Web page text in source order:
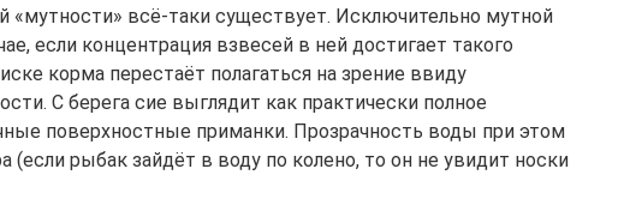
«мутности» всё-таки существует. Исключительно мутной
если концентрация взвесей в ней достигает такого
корма перестаёт полагаться на зрение ввиду
С берега сие выглядит как практически полное
поверхностные приманки. Прозрачность воды при этом
рыбак зайдёт в воду по колено, то он не увидит носки